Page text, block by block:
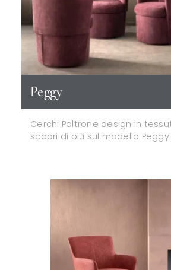
Peggy
Cerchi Poltrone design in
scopri di più sul modello